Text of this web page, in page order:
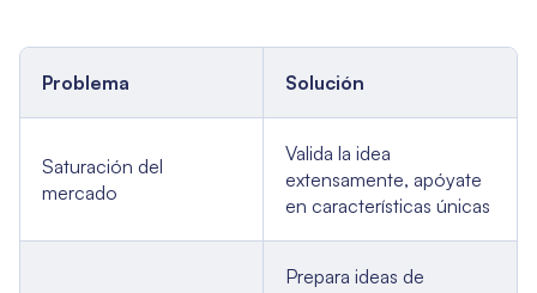
Problema Solución
Saturación del
mercado
Valida la idea
extensamente, apóyate
en características únicas
Prepara ideas de